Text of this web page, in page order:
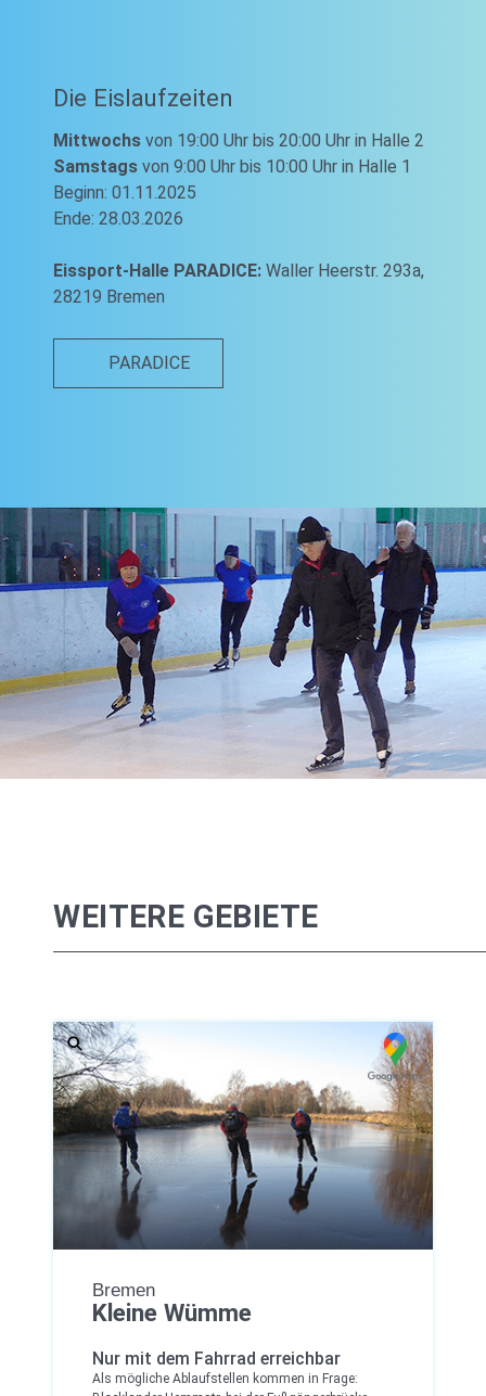
Die Eislaufzeiten
Mittwochs von 19:00 Uhr bis 20:00 Uhr in Halle 2
Samstags von 9:00 Uhr bis 10:00 Uhr in Halle 1
Beginn: 01.11.2025
Ende: 28.03.2026
Eissport-Halle PARADICE: Waller Heerstr. 293a,
28219 Bremen
PARADICE
WEITERE GEBIETE
Bremen
Kleine Wümme
Nur mit dem Fahrrad erreichbar
Als mögliche Ablaufstellen kommen in Frage: